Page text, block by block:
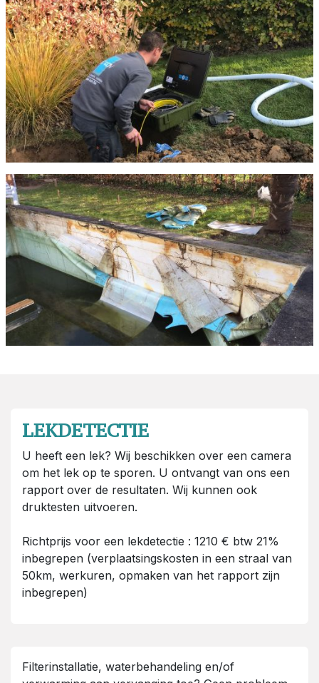
LEKDETECTIE
U heeft een lek? Wij beschikken over een camera
om het lek op te sporen. U ontvangt van ons een
rapport over de resultaten. Wij kunnen ook
druktesten uitvoeren.
Richtprijs voor een lekdetectie : 1210 € btw 21%
inbegrepen (verplaatsingskosten in een straal van
50km, werkuren, opmaken van het rapport zijn
inbegrepen)
Filterinstallatie, waterbehandeling en/of